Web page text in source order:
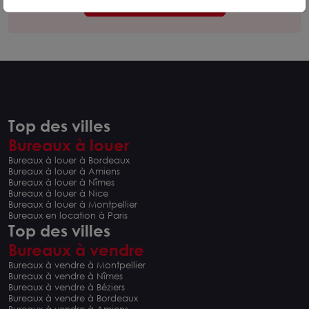
Top des villes
Bureaux à louer
Bureaux à louer à Bordeaux
Bureaux à louer à Amiens
Bureaux à louer à Nîmes
Bureaux à louer à Nice
Bureaux à louer à Montpellier
Bureaux en location à Paris
Top des villes
Bureaux à vendre
Bureaux à vendre à Montpellier
Bureaux à vendre à Nîmes
Bureaux à vendre à Béziers
Bureaux à vendre à Bordeaux